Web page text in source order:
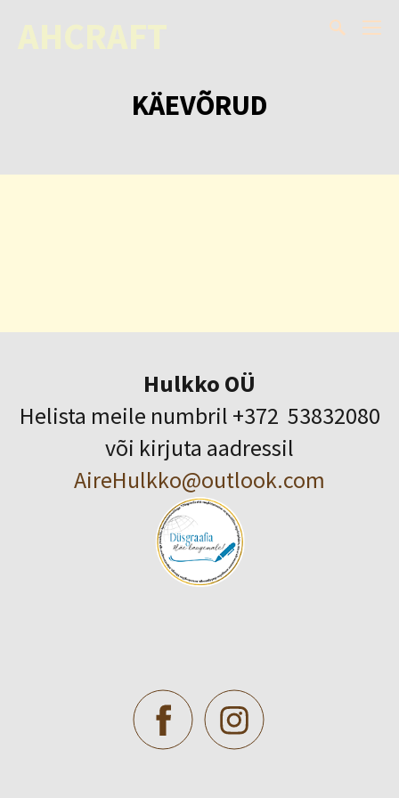
AHCRAFT
KÄEVÕRUD
Hulkko OÜ
Helista meile numbril +372 53832080
või kirjuta aadressil
AireHulkko@outlook.com